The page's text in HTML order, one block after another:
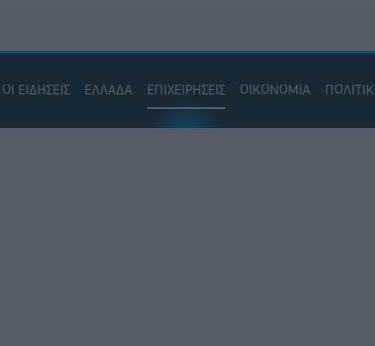
ΕΙΔΗΣΕΙΣ ΕΛΛΑΔΑ ΕΠΙΧΕΙΡΗΣΕΙΣ ΟΙΚΟΝΟΜΙΑ